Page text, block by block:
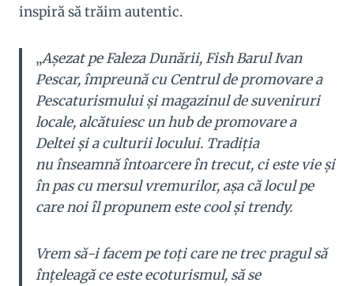
inspiră să trăim autentic.
„Așezat pe Faleza Dunării, Fish Barul Ivan
Pescar, împreună cu Centrul de promovare a
Pescaturismului și magazinul de suveniruri
locale, alcătuiesc un hub de promovare a
Deltei și a culturii locului. Tradiția
nu înseamnă întoarcere în trecut, ci este vie și
în pas cu mersul vremurilor, așa că locul pe
care noi îl propunem este cool și trendy.
Vrem să-i facem pe toți care ne trec pragul să
înțeleagă ce este ecoturismul, să se